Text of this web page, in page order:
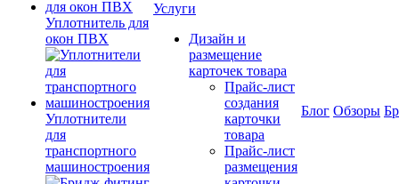
Уплотнитель для
окон ПВХ
Уплотнители
для
транспортного
машиностроения
Услуги
Дизайн и
размещение
карточек товара
Прайс-лист
создания
карточки
товара
Прайс-лист
размещения
Блог Обзоры